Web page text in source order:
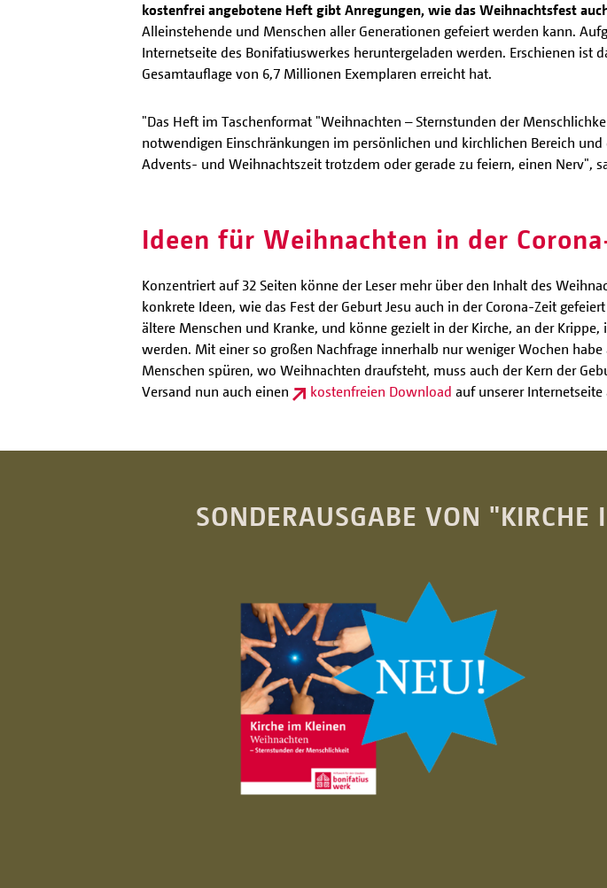
kostenfrei angebotene Heft gibt Anregungen, wie das Weihnachtsfest
Alleinstehende und Menschen aller Generationen gefeiert werden kann.
Internetseite des Bonifatiuswerkes heruntergeladen werden. Erschienen
Gesamtauflage von 6,7 Millionen Exemplaren erreicht hat.
"Das Heft im Taschenformat "Weihnachten – Sternstunden der
notwendigen Einschränkungen im persönlichen und kirchlichen Bereich
Advents- und Weihnachtszeit trotzdem oder gerade zu feiern, einen Nerv",
Ideen für Weihnachten in der
Konzentriert auf 32 Seiten könne der Leser mehr über den Inhalt des
konkrete Ideen, wie das Fest der Geburt Jesu auch in der Corona-Zeit
ältere Menschen und Kranke, und könne gezielt in der Kirche, an der
werden. Mit einer so großen Nachfrage innerhalb nur weniger Wochen
Menschen spüren, wo Weihnachten draufsteht, muss auch der Kern der
Versand nun auch einen
kostenfreien Download auf unserer Internetseite
SONDERAUSGABE VON